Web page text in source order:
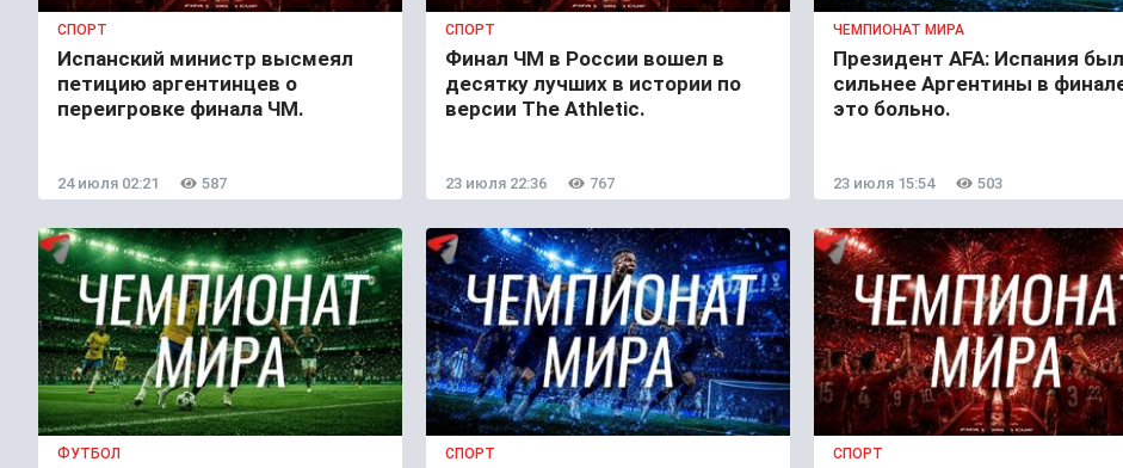
СПОРТ
Испанский министр высмеял
петицию аргентинцев о
переигровке финала ЧМ.
24 июля 02:21 587
СПОРТ
Финал ЧМ в России вошел в
десятку лучших в истории по
версии The Athletic.
23 июля 22:36 767
ЧЕМПИОНАТ МИРА
Президент AFA: Испания
сильнее Аргентины в
это больно.
23 июля 15:54 503
ФУТБОЛ СПОРТ СПОРТ